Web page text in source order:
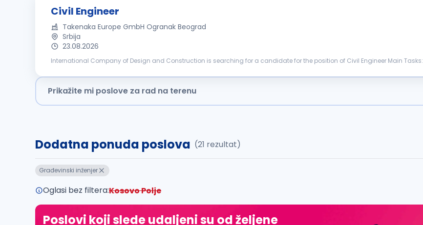
Civil Engineer
Takenaka Europe GmbH Ogranak Beograd
Srbija
23.08.2026
International Company of Design and Construction is searching for a candidate for the position of Civil Engineer Main Tasks: Managing and controlling the structural work on the
Prikažite mi poslove za rad na terenu
Dodatna ponuda poslova (21 rezultat)
Građevinski inženjer
Oglasi bez filtera:Kosovo Polje
Poslovi koji slede udaljeni su od željene